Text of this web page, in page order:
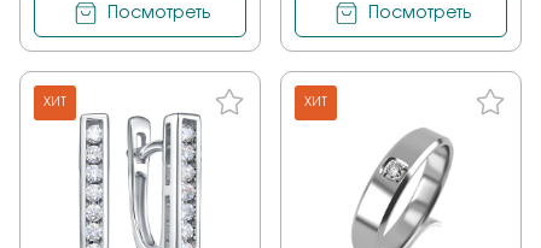
Посмотреть Посмотреть
ХИТ ХИТ